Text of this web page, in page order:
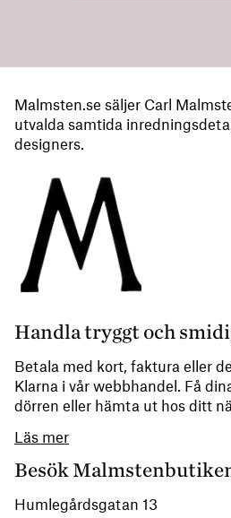
Malmsten.se säljer Carl
utvalda samtida
designers.
Handla tryggt och
Betala med kort, faktura eller
Klarna i vår webbhandel. Få
dörren eller hämta ut hos ditt
Läs mer
Besök
Humlegårdsgatan 13